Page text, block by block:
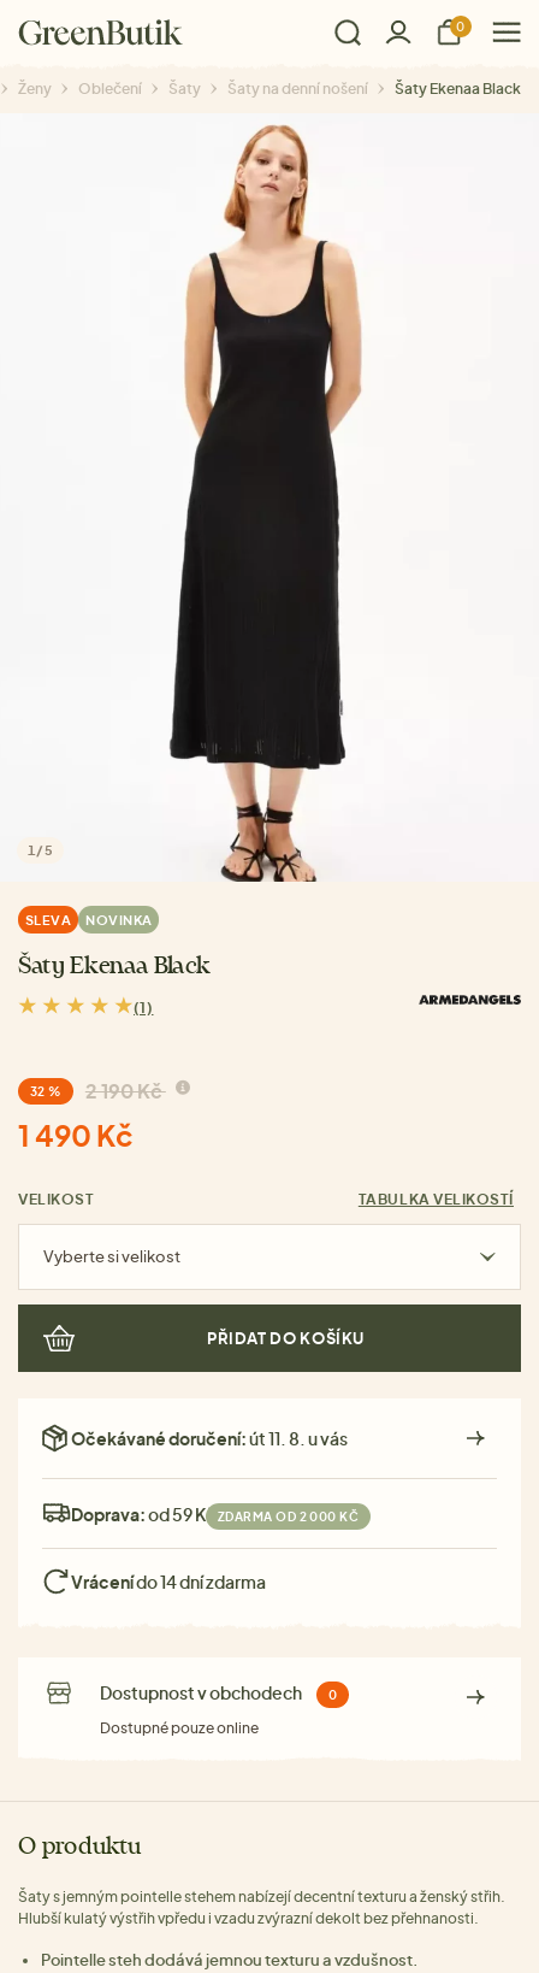
0
Ženy Oblečení Šaty Šaty na denní nošení Šaty Ekenaa Black
1 /5
SLEVA NOVINKA
Šaty Ekenaa Black
(1)
32 % 2 190 Kč
1 490 Kč
VELIKOST TABULKA VELIKOSTÍ
Vyberte si velikost
PŘIDAT DO KOŠÍKU
Očekávané doručení:út 11. 8. u vás
Doprava:od 59 Kč ZDARMA OD 2 000 KČ
Vrácenído 14 dní zdarma
Dostupnost v obchodech 0
Dostupné pouze online
O produktu
Šaty s jemným pointelle stehem nabízejí decentní texturu a ženský střih.
Hlubší kulatý výstřih vpředu i vzadu zvýrazní dekolt bez přehnanosti.
Pointelle steh dodává jemnou texturu a vzdušnost.